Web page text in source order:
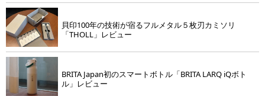
貝印100年の技術が宿るフルメタル５枚刃カミソリ
「THOLL」レビュー
BRITA Japan初のスマートボトル「BRITA LARQ iQボト
ル」レビュー